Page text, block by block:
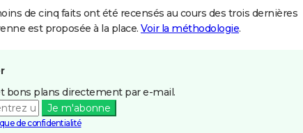
de cinq faits ont été recensés au cours des trois dernières
est proposée à la place. Voir la méthodologie.
bons plans directement par e-mail.
Je m'abonne
de confidentialité